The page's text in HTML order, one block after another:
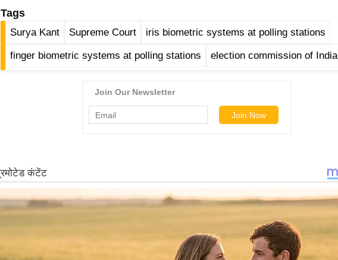
Tags
Surya Kant Supreme Court iris biometric systems at polling stations
finger biometric systems at polling stations election commission of India